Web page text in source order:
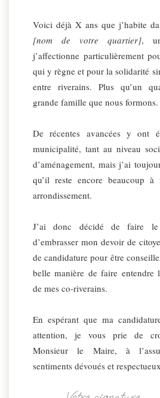
Voici déjà X ans que j’habite
[nom de votre quartier],
j’affectionne particulièrement
qui y règne et pour la solidarité
entre riverains. Plus qu’un
grande famille que nous formons.
De récentes avancées y ont
municipalité, tant au niveau
d’aménagement, mais j’ai
qu’il reste encore beaucoup
arrondissement.
J’ai donc décidé de faire
d’embrasser mon devoir de
de candidature pour être
belle manière de faire entendre
de mes co-riverains.
En espérant que ma
attention, je vous prie de
Monsieur le Maire, à
sentiments dévoués et